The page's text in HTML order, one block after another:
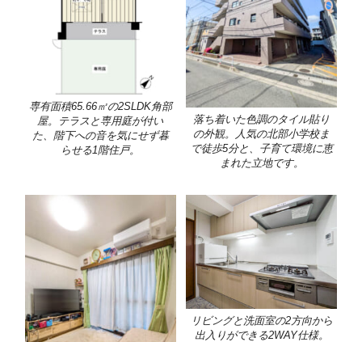
専有面積65.66㎡の2SLDK角部
屋。テラスと専用庭が付い
た、階下への音を気にせず暮
らせる1階住戸。
落ち着いた色調のタイル貼り
の外観。人気の北部小学校ま
で徒歩5分と、子育て環境に恵
まれた立地です。
リビングと洗面室の2方向から
出入りができる2WAY仕様。